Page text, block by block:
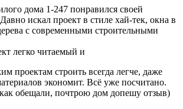
дома 1-247 понравился своей
искал проект в стиле хай-тек, окна в
с современными строительными
легко читаемый и
проектам строить всегда легче, даже
экономит. Всё уже посчитано.
обещали, почтрою дом допешу отзыв)